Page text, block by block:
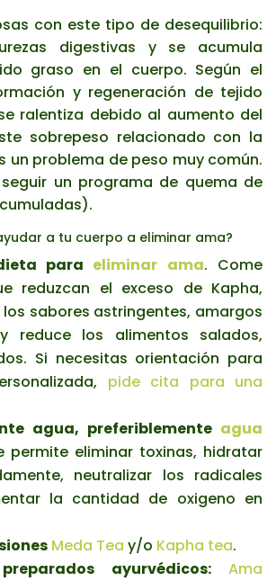
con este tipo de desequilibrio:
digestivas y se acumula
graso en el cuerpo. Según el
y regeneración de tejido
ralentiza debido al aumento del
sobrepeso relacionado con la
un problema de peso muy común.
un programa de quema de
a tu cuerpo a eliminar ama?
para eliminar ama. Come
reduzcan el exceso de Kapha,
sabores astringentes, amargos
reduce los alimentos salados,
Si necesitas orientación para
pide cita para una
agua, preferiblemente agua
permite eliminar toxinas, hidratar
neutralizar los radicales
la cantidad de oxigeno en
Meda Tea y/o Kapha tea.
ayurvédicos:
Ama